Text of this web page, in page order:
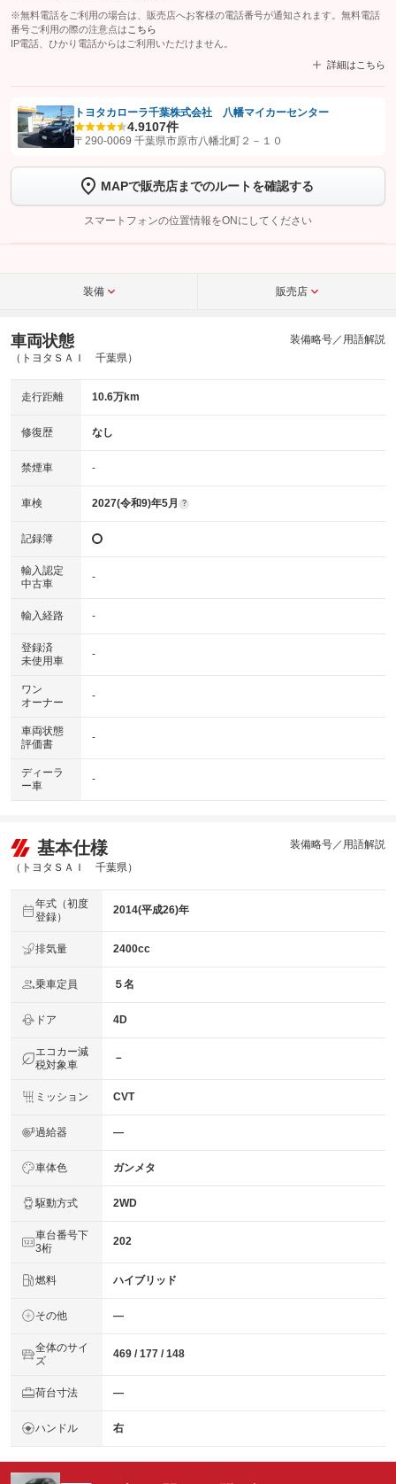
※無料電話をご利用の場合は、販売店へお客様の電話番号が通知されます。無料電話
番号ご利用の際の注意点は こちら
IP電話、ひかり電話からはご利用いただけません。
詳細はこちら
【STEP1】認証画面でグーネットを友だち追加してから「許可する」ボタンを押
トーク画面で
ボタンをタップして問い合わせを
完了してください。
こちら
トヨタカローラ千葉株式会社 八幡マイカーセンター
4.9107件
〒290-0069 千葉県市原市八幡北町２－１０
MAPで販売店までのルートを確認する
スマートフォンの位置情報をONにしてください
装備 販売店
車両状態
（トヨタＳＡＩ 千葉県）
装備略号／用語解説
走行距離 10.6万km
修復歴 なし
禁煙車 -
車検 2027(令和9)年5月 ?
記録簿
輸入認定
中古車
-
輸入経路 -
登録済
未使用車
-
ワン
オーナー
-
車両状態
評価書
-
ディーラ
ー車
-
基本仕様
（トヨタＳＡＩ 千葉県）
装備略号／用語解説
年式（初度
登録）
2014(平成26)年
排気量 2400cc
乗車定員 ５名
ドア 4D
エコカー減
税対象車
－
ミッション CVT
過給器 ―
車体色 ガンメタ
駆動方式 2WD
車台番号下
3桁
202
燃料 ハイブリッド
その他 ―
全体のサイ
ズ
469 / 177 / 148
荷台寸法 ―
ハンドル 右